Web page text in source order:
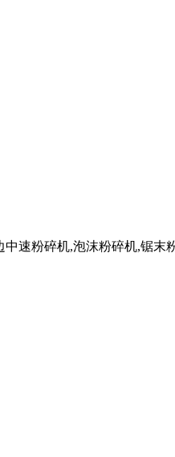
速粉碎机,泡沫粉碎机,锯末